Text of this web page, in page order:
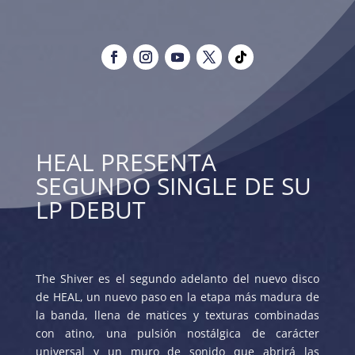
HEAL PRESENTA
SEGUNDO SINGLE DE SU
LP DEBUT
The Shiver es el segundo adelanto del nuevo disco
de HEAL, un nuevo paso en la etapa más madura de
la banda, llena de matices y texturas combinadas
con atino, una pulsión nostálgica de carácter
universal y un muro de sonido que abrirá las